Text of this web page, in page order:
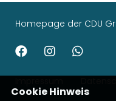
Homepage der CDU
Cookie Hinweis